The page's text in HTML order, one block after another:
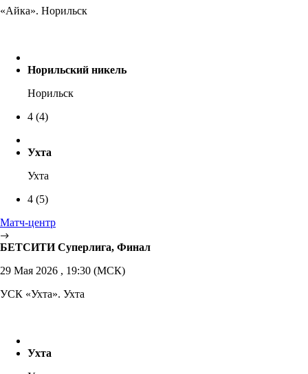
«Айка». Норильск
Норильский никель
Норильск
4 (4)
Ухта
Ухта
4 (5)
Матч-центр
БЕТСИТИ Суперлига, Финал
29 Мая 2026 , 19:30 (МСК)
УСК «Ухта». Ухта
Ухта